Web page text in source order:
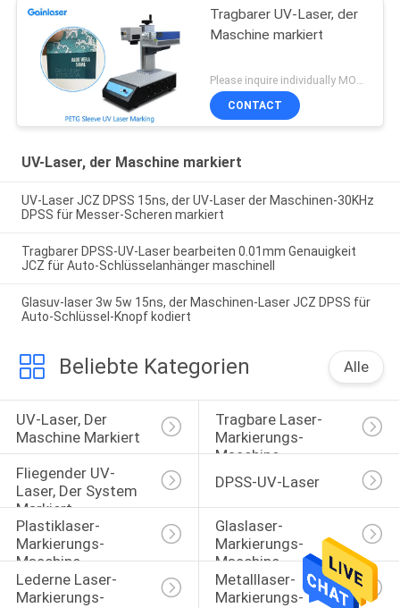
Tragbarer UV-Laser, der
Maschine markiert
Please inquire individually MOQ:1
CONTACT
UV-Laser, der Maschine markiert
UV-Laser JCZ DPSS 15ns, der UV-Laser der Maschinen-30KHz
DPSS für Messer-Scheren markiert
Tragbarer DPSS-UV-Laser bearbeiten 0.01mm Genauigkeit
JCZ für Auto-Schlüsselanhänger maschinell
Glasuv-laser 3w 5w 15ns, der Maschinen-Laser JCZ DPSS für
Auto-Schlüssel-Knopf kodiert
Beliebte Kategorien Alle
UV-Laser, Der
Maschine Markiert
Tragbare Laser-
Markierungs-
Maschine
Fliegender UV-
Laser, Der System
Markiert
DPSS-UV-Laser
Plastiklaser-
Markierungs-
Maschine
Glaslaser-
Markierungs-
Maschine
Lederne Laser-
Markierungs-
Metalllaser-
Markierungs-